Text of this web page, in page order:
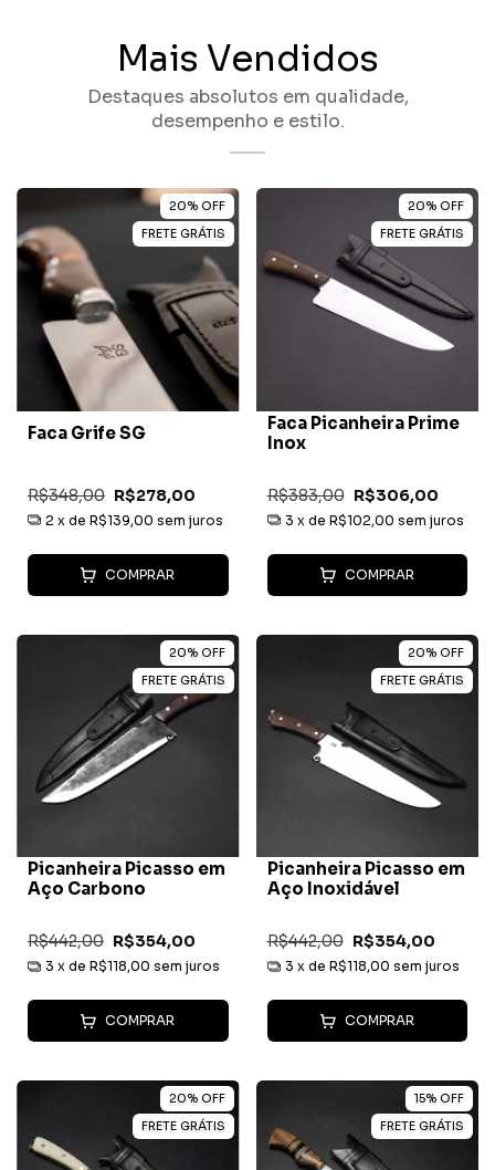
Mais Vendidos
Destaques absolutos em qualidade,
desempenho e estilo.
20% OFF
FRETE GRÁTIS
Faca Grife SG
R$348,00 R$278,00
2 x de R$139,00 sem juros
COMPRAR
20% OFF
FRETE GRÁTIS
Faca Picanheira Prime
Inox
R$383,00 R$306,00
3 x de R$102,00 sem juros
COMPRAR
20% OFF
FRETE GRÁTIS
Picanheira Picasso em
Aço Carbono
R$442,00 R$354,00
3 x de R$118,00 sem juros
COMPRAR
20% OFF
FRETE GRÁTIS
Picanheira Picasso em
Aço Inoxidável
R$442,00 R$354,00
3 x de R$118,00 sem juros
COMPRAR
20% OFF
FRETE GRÁTIS
15% OFF
FRETE GRÁTIS